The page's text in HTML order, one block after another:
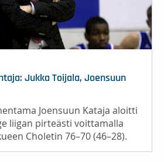
Jukka Toijala, Joensuun
Joensuun Kataja aloitti
liigan pirteästi voittamalla
Choletin 76–70 (46–28).